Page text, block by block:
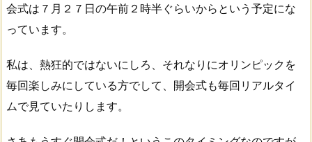
会式は７月２７日の午前２時半ぐらいからという予定にな
っています。
私は、熱狂的ではないにしろ、それなりにオリンピックを
毎回楽しみにしている方でして、開会式も毎回リアルタイ
ムで見ていたりします。